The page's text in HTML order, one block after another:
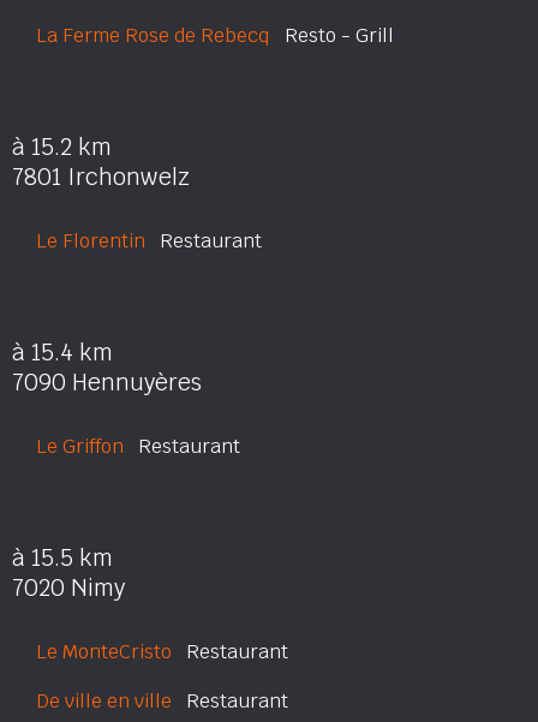
La Ferme Rose de Rebecq Resto - Grill
à 15.2 km
7801 Irchonwelz
Le Florentin Restaurant
à 15.4 km
7090 Hennuyères
Le Griffon Restaurant
à 15.5 km
7020 Nimy
Le MonteCristo Restaurant
De ville en ville Restaurant